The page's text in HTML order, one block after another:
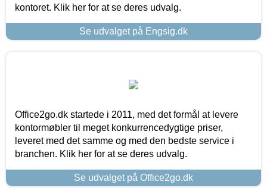
kontoret. Klik her for at se deres udvalg.
Se udvalget på Engsig.dk
Office2go.dk startede i 2011, med det formål at levere
kontormøbler til meget konkurrencedygtige priser,
leveret med det samme og med den bedste service i
branchen. Klik her for at se deres udvalg.
Se udvalget på Office2go.dk